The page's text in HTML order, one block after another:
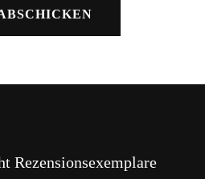
Rezensionsexemplare